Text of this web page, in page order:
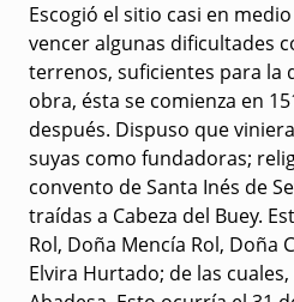
Escogió el sitio casi en
vencer algunas dificultades
terrenos, suficientes para la
obra, ésta se comienza en
después. Dispuso que
suyas como fundadoras;
convento de Santa Inés de
traídas a Cabeza del Buey.
Rol, Doña Mencía Rol, Doña
Elvira Hurtado; de las